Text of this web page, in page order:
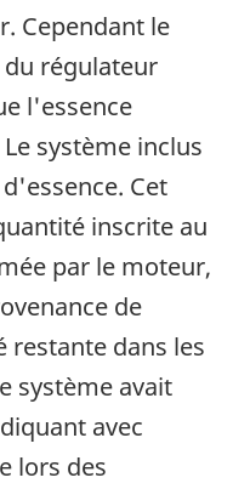
Cependant le
régulateur
l'essence
système inclus
Cet
inscrite au
par le moteur,
de
restante dans les
système avait
avec
lors des